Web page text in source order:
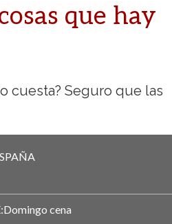
que hay
cuesta? Seguro que las
cena